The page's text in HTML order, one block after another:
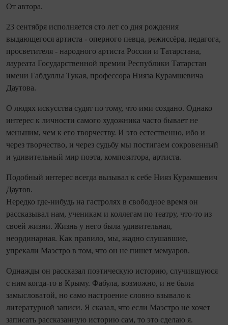
От автора.
23 сентября исполняется сто лет со дня рождения
выдающегося артиста - оперного певца, режиссёра, педагога,
просветителя - народного артиста России и Татарстана,
лауреата Государственной премии Республики Татарстан
имени Габдуллы Тукая, профессора Нияза Курамшевича
Даутова.
О людях искусства судят по тому, что ими создано. Однако
интерес к личности самого художника часто бывает не
меньшим, чем к его творчеству. И это естественно, ибо и
через творчество, и через судьбу мы постигаем сокровенный
и удивительный мир поэта, композитора, артиста.
Подобный интерес всегда вызывал к себе Нияз Курамшевич
Даутов.
Нередко где-нибудь на гастролях в свободное время он
рассказывал нам, ученикам и коллегам по театру, что-то из
своей жизни. Жизнь у него была удивительная,
неординарная. Как правило, мы, жадно слушавшие,
упрекали Маэстро в том, что он не пишет мемуаров.
Однажды он рассказал поэтическую историю, случившуюся
с ним когда‑то в Крыму. Фабула, возможно, и не была
замысловатой, но само настроение словно взывало к
литературной записи. Я сказал, что если Маэстро не хочет
записать рассказанную историю сам, то это сделаю я.